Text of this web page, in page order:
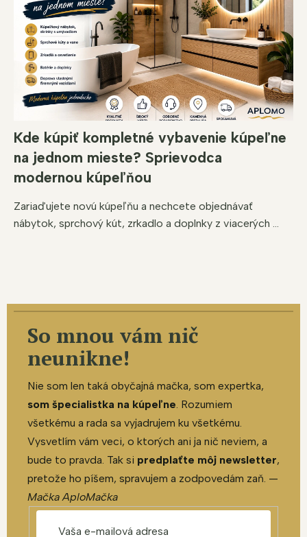
Kde kúpiť kompletné vybavenie kúpeľne
na jednom mieste? Sprievodca
modernou kúpeľňou
Zariaďujete novú kúpeľňu a nechcete objednávať
nábytok, sprchový kút, zrkadlo a doplnky z viacerých ...
So mnou vám nič
neunikne!
Nie som len taká obyčajná mačka, som expertka,
som špecialistka na kúpeľne . Rozumiem
všetkému a rada sa vyjadrujem ku všetkému.
Vysvetlím vám veci, o ktorých ani ja nič neviem, a
bude to pravda. Tak si predplaťte môj newsletter,
pretože ho píšem, spravujem a zodpovedám zaň. —
Mačka AploMačka